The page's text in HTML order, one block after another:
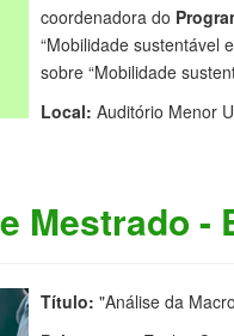
coordenadora do
“Mobilidade sustentável
sobre “Mobilidade
Local: Auditório Menor
Mestrado
Título: "Análise da